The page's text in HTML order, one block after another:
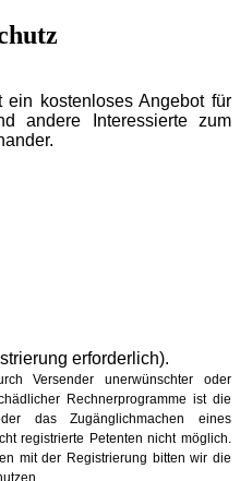
ein kostenloses Angebot für
andere Interessierte zum
erforderlich).
Versender unerwünschter oder
Rechnerprogramme ist die
das Zugänglichmachen eines
registrierte Petenten nicht möglich.
mit der Registrierung bitten wir die